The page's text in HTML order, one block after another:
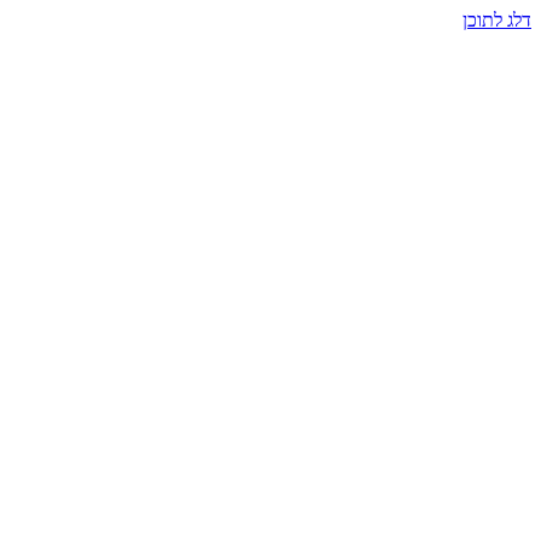
דלג לתוכן